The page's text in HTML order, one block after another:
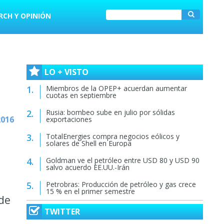
Y OPINIÓN
LO + VISTO
Miembros de la OPEP+ acuerdan aumentar
cuotas en septiembre
Rusia: bombeo sube en julio por sólidas
exportaciones
TotalEnergies compra negocios eólicos y
solares de Shell en Europa
Goldman ve el petróleo entre USD 80 y USD 90
salvo acuerdo EE.UU.-Irán
Petrobras: Producción de petróleo y gas crece
15 % en el primer semestre
TWITTER